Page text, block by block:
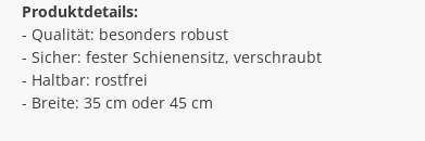
Produktdetails:
- Qualität: besonders robust
- Sicher: fester Schienensitz, verschraubt
- Haltbar: rostfrei
- Breite: 35 cm oder 45 cm